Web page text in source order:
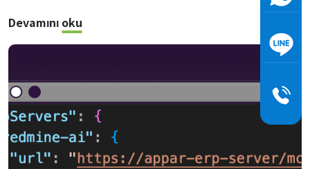
Devamını oku